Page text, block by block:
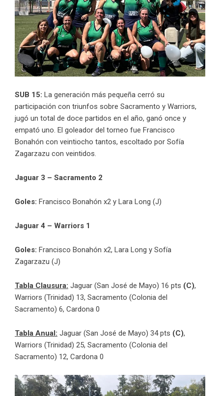
SUB 15: La generación más pequeña cerró su
participación con triunfos sobre Sacramento y Warriors,
jugó un total de doce partidos en el año, ganó once y
empató uno. El goleador del torneo fue Francisco
Bonahón con veintiocho tantos, escoltado por Sofía
Zagarzazu con veintidos.
Jaguar 3 – Sacramento 2
Goles: Francisco Bonahón x2 y Lara Long (J)
Jaguar 4 – Warriors 1
Goles: Francisco Bonahón x2, Lara Long y Sofía
Zagarzazu (J)
Tabla Clausura: Jaguar (San José de Mayo) 16 pts (C),
Warriors (Trinidad) 13, Sacramento (Colonia del
Sacramento) 6, Cardona 0
Tabla Anual: Jaguar (San José de Mayo) 34 pts (C),
Warriors (Trinidad) 25, Sacramento (Colonia del
Sacramento) 12, Cardona 0